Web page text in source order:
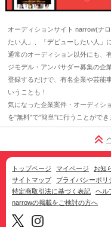
オーディションサイト narrow(ナ
たい人」、「デビューしたい人」
通常のオーディション以外にも、
ジモデル・アンバサダー募集の企
登録するだけで、有名企業や芸能
いうことも！
気になった企業案件・オーディシ
を"無料"で"簡単"に行うことができ
トップページ マイページ お知
サイトマップ
プライバシーポリ
特定商取引法に基づく表記
ヘル
narrowの掲載をご検討の方へ